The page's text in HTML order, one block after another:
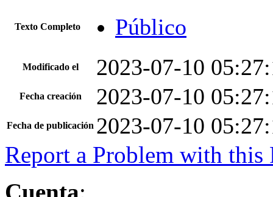
Texto Completo Público
Modificado el 2023-07-10
Fecha creación 2023-07-10
Fecha de publicación 2023-07-10
Report a Problem with this
Cuenta: